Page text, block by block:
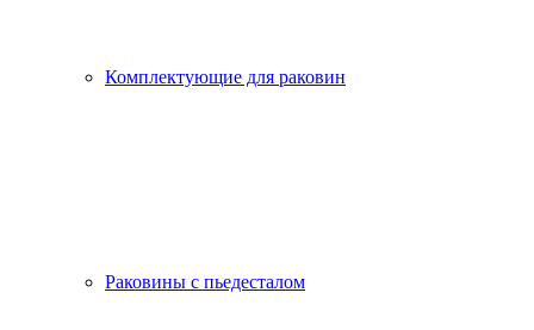
Комплектующие для раковин
Раковины с пьедесталом